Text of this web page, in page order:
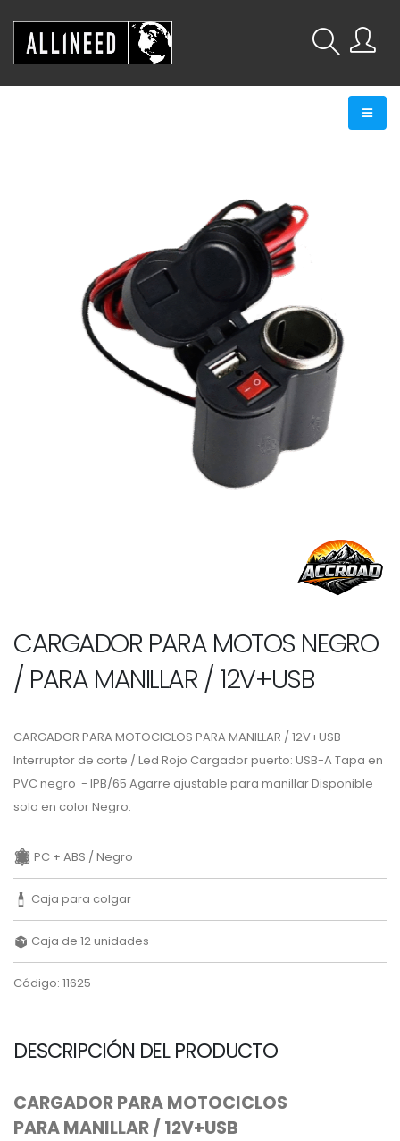
CARGADOR PARA MOTOS NEGRO
/ PARA MANILLAR / 12V+USB
CARGADOR PARA MOTOCICLOS PARA MANILLAR / 12V+USB
Interruptor de corte / Led Rojo Cargador puerto: USB-A Tapa en
PVC negro - IPB/65 Agarre ajustable para manillar Disponible
solo en color Negro.
PC + ABS / Negro
Caja para colgar
Caja de 12 unidades
Código: 11625
DESCRIPCIÓN DEL PRODUCTO
CARGADOR PARA MOTOCICLOS
PARA MANILLAR / 12V+USB